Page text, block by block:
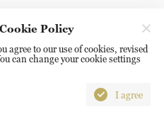
Policy
agree to our use of cookies, revised
can change your cookie settings
I agree